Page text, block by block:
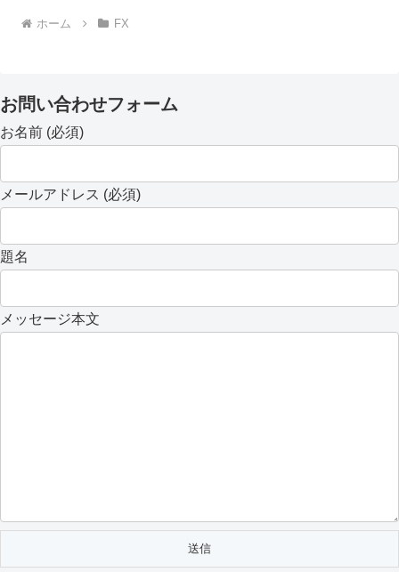
ホーム FX
お問い合わせフォーム
お名前 (必須)
メールアドレス (必須)
題名
メッセージ本文